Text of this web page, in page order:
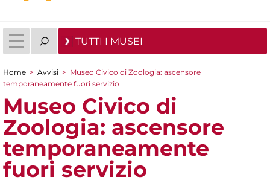
TUTTI I MUSEI
Tu sei qui
Home > Avvisi > Museo Civico di Zoologia: ascensore
temporaneamente fuori servizio
Museo Civico di
Zoologia: ascensore
temporaneamente
fuori servizio